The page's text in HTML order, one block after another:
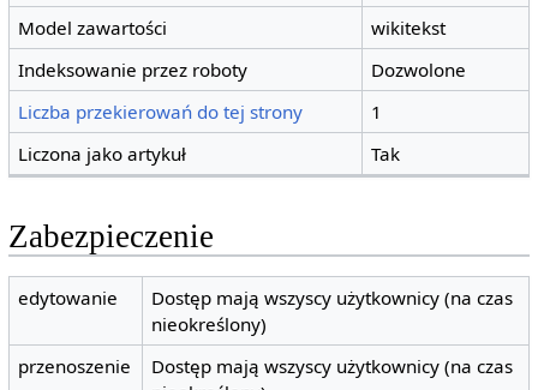
Model zawartości
wikitekst
Indeksowanie przez roboty
Dozwolone
Liczba przekierowań do tej strony
1
Liczona jako artykuł
Tak
Zabezpieczenie
edytowanie
Dostęp mają wszyscy użytkownicy (na czas
nieokreślony)
przenoszenie
Dostęp mają wszyscy użytkownicy (na czas